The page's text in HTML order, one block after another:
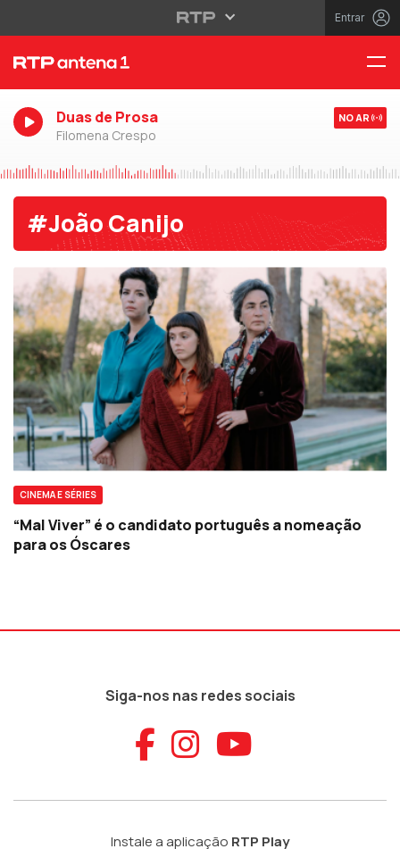
Entrar
Duas de Prosa
Filomena Crespo
NO AR
#João Canijo
CINEMA E SÉRIES
“Mal Viver” é o candidato português a nomeação
para os Óscares
Siga-nos nas redes sociais
Aceder ao
Aceder ao
Aceder
Instale a aplicação RTP Play